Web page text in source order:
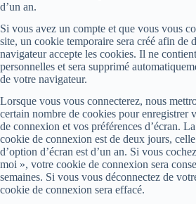
d’un an.
Si vous avez un compte et que vous vous
site, un cookie temporaire sera créé afin de
navigateur accepte les cookies. Il ne
personnelles et sera supprimé
de votre navigateur.
Lorsque vous vous connecterez, nous
certain nombre de cookies pour enregistrer
de connexion et vos préférences d’écran.
cookie de connexion est de deux jours,
d’option d’écran est d’un an. Si vous
moi », votre cookie de connexion sera
semaines. Si vous vous déconnectez de
cookie de connexion sera effacé.